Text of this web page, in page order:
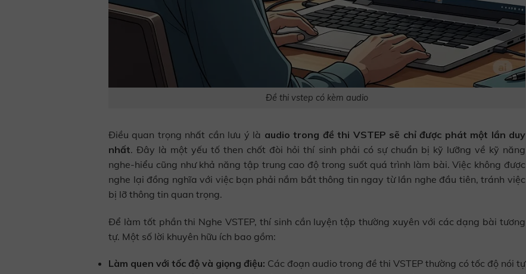
Đề thi vstep có kèm audio
Điều quan trọng nhất cần lưu ý là audio trong đề thi VSTEP sẽ chỉ được phát một lần duy
nhất. Đây là một yếu tố then chốt đòi hỏi thí sinh phải có sự chuẩn bị kỹ lưỡng về kỹ năng
nghe-hiểu cũng như khả năng tập trung cao độ trong suốt quá trình làm bài. Việc không được
nghe lại đồng nghĩa với việc bạn phải nắm bắt thông tin ngay từ lần nghe đầu tiên, tránh việc
bị lỡ thông tin quan trọng.
Để làm tốt phần thi Nghe VSTEP, thí sinh cần luyện tập thường xuyên với các dạng bài tương
tự. Một số lời khuyên hữu ích bao gồm:
Làm quen với tốc độ và giọng điệu: Các đoạn audio trong đề thi VSTEP thường có tốc độ nói tự